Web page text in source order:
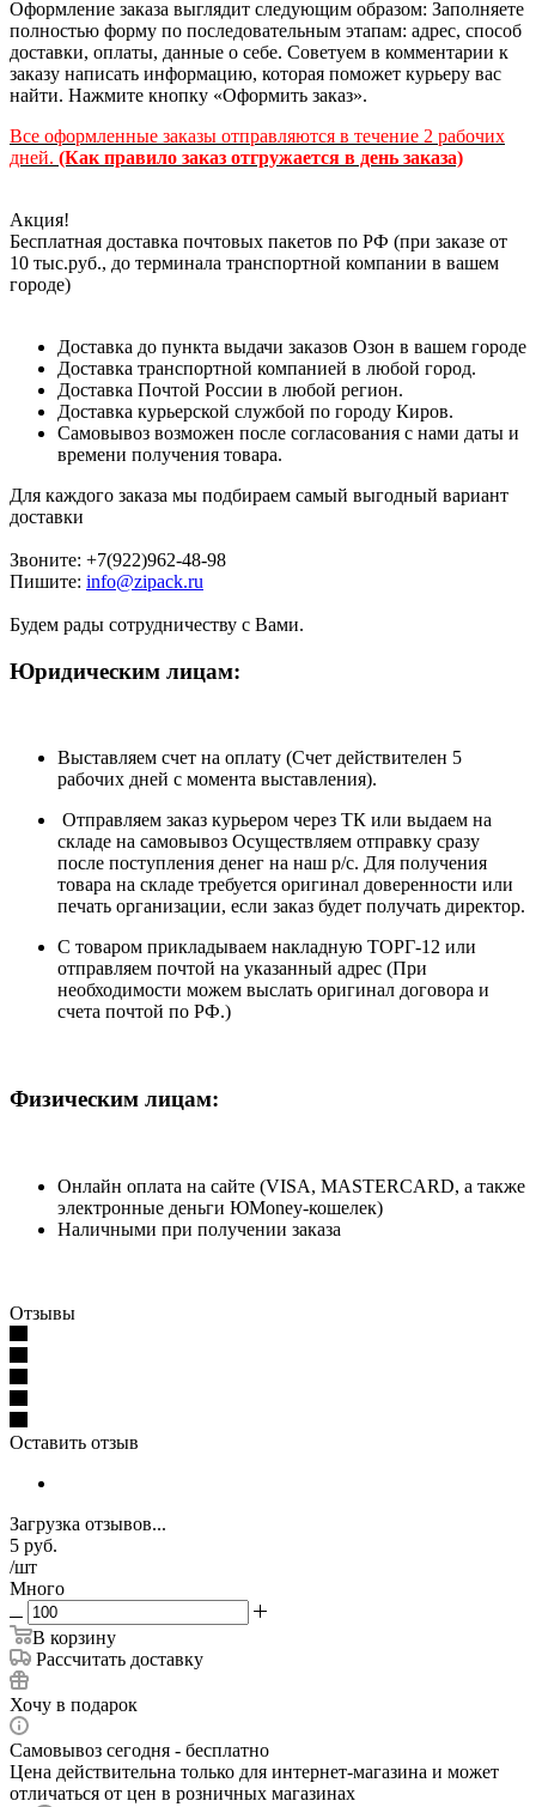
Оформление заказа выглядит следующим образом: Заполняете
полностью форму по последовательным этапам: адрес, способ
доставки, оплаты, данные о себе. Советуем в комментарии к
заказу написать информацию, которая поможет курьеру вас
найти. Нажмите кнопку «Оформить заказ».
Все оформленные заказы отправляются в течение 2 рабочих
дней. (Как правило заказ отгружается в день заказа)
Акция!
Бесплатная доставка почтовых пакетов по РФ (при заказе от
10 тыс.руб., до терминала транспортной компании в вашем
городе)
Доставка до пункта выдачи заказов Озон в вашем городе
Доставка транспортной компанией в любой город.
Доставка Почтой России в любой регион.
Доставка курьерской службой по городу Киров.
Самовывоз возможен после согласования с нами даты и
времени получения товара.
Для каждого заказа мы подбираем самый выгодный вариант
доставки
Звоните: +7(922)962-48-98
Пишите: info@zipack.ru
Будем рады сотрудничеству с Вами.
Юридическим лицам:
Выставляем счет на оплату (Счет действителен 5
рабочих дней с момента выставления).
Отправляем заказ курьером через ТК или выдаем на
складе на самовывоз Осуществляем отправку сразу
после поступления денег на наш р/c. Для получения
товара на складе требуется оригинал доверенности или
печать организации, если заказ будет получать директор.
С товаром прикладываем накладную ТОРГ-12 или
отправляем почтой на указанный адрес (При
необходимости можем выслать оригинал договора и
счета почтой по РФ.)
Физическим лицам:
Онлайн оплата на сайте (VISA, MASTERCARD, а также
электронные деньги ЮMoney-кошелек)
Наличными при получении заказа
Отзывы
Оставить отзыв
Загрузка отзывов...
5 руб.
/шт
Много
В корзину
Рассчитать доставку
Хочу в подарок
Самовывоз сегодня - бесплатно
Цена действительна только для интернет-магазина и может
отличаться от цен в розничных магазинах